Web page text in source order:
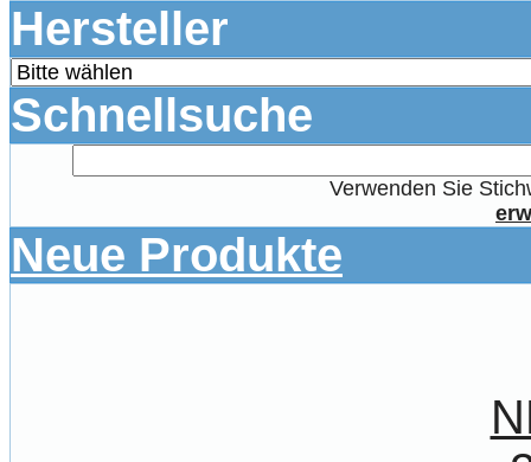
Hersteller
Schnellsuche
Verwenden Sie
Neue Produkte